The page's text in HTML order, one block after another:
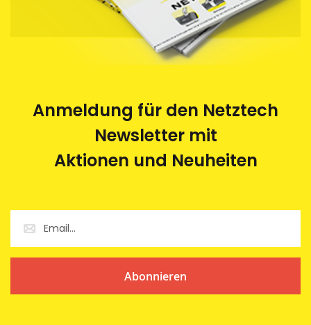
Anmeldung für den Netztech
Newsletter mit
Aktionen und Neuheiten
Abonnieren